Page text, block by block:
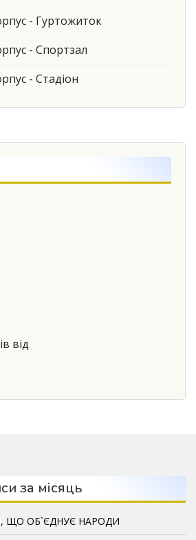
- Гуртожиток
- Спортзал
- Стадіон
від
за місяць
ЩО ОБ`ЄДНУЄ НАРОДИ